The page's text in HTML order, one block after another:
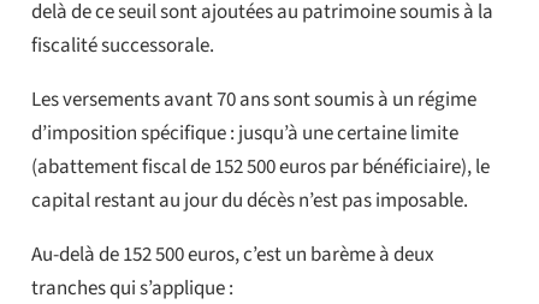
delà de ce seuil sont ajoutées au patrimoine soumis à la
fiscalité successorale.
Les versements avant 70 ans sont soumis à un régime
d’imposition spécifique : jusqu’à une certaine limite
(abattement fiscal de 152 500 euros par bénéficiaire), le
capital restant au jour du décès n’est pas imposable.
Au-delà de 152 500 euros, c’est un barème à deux
tranches qui s’applique :